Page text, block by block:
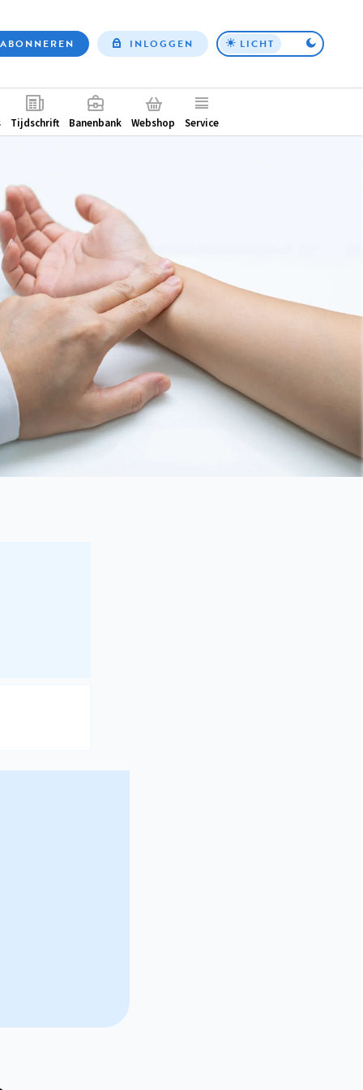
Top
ABONNEREN INLOGGEN LICHT
Tijdschrift Banenbank Webshop Service